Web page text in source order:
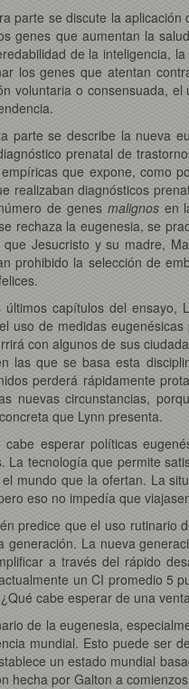
parte se discute la
genes que aumentan la
de la inteligencia,
los genes que atentan
voluntaria o consensuada,
parte se describe la nueva
prenatal de
que expone, como
realizaban diagnósticos
de genes malignosen
rechaza la eugenesia, se
que Jesucristo y su madre,
prohibido la selección de
últimos capítulos del ensayo,
uso de medidas
con algunos de sus
las que se basa esta
perderá rápidamente
nuevas circunstancias,
que Lynn presenta.
cabe esperar políticas
La tecnología que permite
mundo que la ofertan. La
eso no impedía que
predice que el uso rutinario
generación. La nueva
a través del rápido
un CI promedio 5
cabe esperar de una
de la eugenesia,
mundial. Esto puede ser
un estado mundial
hecha por Galton a